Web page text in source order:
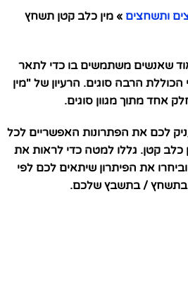
ותשחצים » מין כלב קטן תשחץ
שאנשים משתמשים בו כדי לתאר
הרבה סוגים. הרעיון של "מין
אחד מתוך מגוון סוגים.
לכם את הפתרונות האפשריים לכל
כלב קטן. גללו למטה כדי לראות את
את הפיתרון שיתאים לכם לפי
בתשחץ / בתשבץ שלכם.